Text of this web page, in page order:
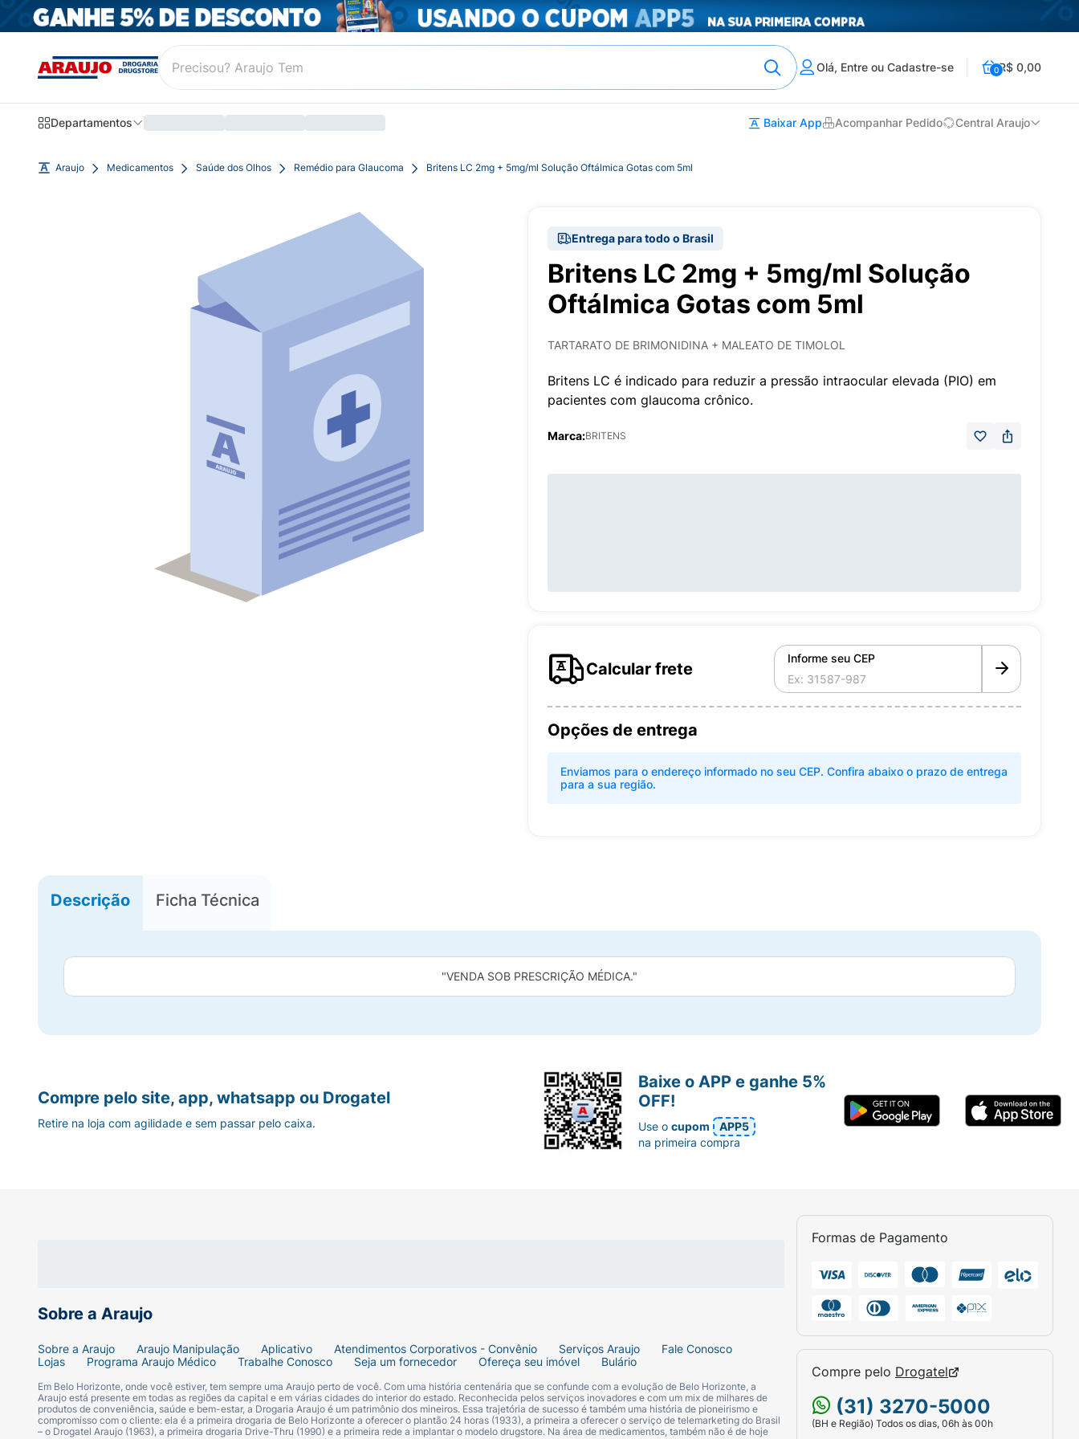
Olá, Entre ou Cadastre-se 0R$ 0,00
Departamentos Baixar App Acompanhar Pedido Central Araujo
Araujo Medicamentos Saúde dos Olhos Remédio para Glaucoma Britens LC 2mg + 5mg/ml Solução Oftálmica Gotas com 5ml
Entrega para todo o Brasil
Britens LC 2mg + 5mg/ml Solução
Oftálmica Gotas com 5ml
TARTARATO DE BRIMONIDINA + MALEATO DE TIMOLOL
Britens LC é indicado para reduzir a pressão intraocular elevada (PIO) em
pacientes com glaucoma crônico.
Marca:BRITENS
Calcular frete
Informe seu CEP
Opções de entrega
Enviamos para o endereço informado no seu CEP. Confira abaixo o prazo de entrega
para a sua região.
Descrição Ficha Técnica
"VENDA SOB PRESCRIÇÃO MÉDICA."
Sobre a Araujo
Sobre a Araujo Araujo Manipulação Aplicativo Atendimentos Corporativos - Convênio Serviços Araujo
Fale Conosco
Lojas
Programa Araujo Médico Trabalhe Conosco Seja um fornecedor Ofereça seu imóvel Bulário
Em Belo Horizonte, onde você estiver, tem sempre uma Araujo perto de você. Com uma história centenária que se confunde com a evolução de Belo Horizonte, a
Araujo está presente em todas as regiões da capital e em várias cidades do interior do estado. Reconhecida pelos serviços inovadores e com um mix de milhares de
produtos de conveniência, saúde e bem-estar, a Drogaria Araujo é um patrimônio dos mineiros. Essa trajetória de sucesso é também uma história de pioneirismo e
compromisso com o cliente: ela é a primeira drogaria de Belo Horizonte a oferecer o plantão 24 horas (1933), a primeira a oferecer o serviço de telemarketing do Brasil
– o Drogatel Araujo (1963), a primeira drogaria Drive-Thru (1990) e a primeira rede a implantar o modelo drugstore. Na área de medicamentos, também não é de hoje
Formas de Pagamento
Compre pelo Drogatel
(31) 3270-5000
(BH e Região) Todos os dias, 06h às 00h
Compre pelo site, app, whatsapp ou Drogatel
Retire na loja com agilidade e sem passar pelo caixa.
Baixe o APP e ganhe 5%
OFF!
Use ocupom
APP5
na primeira compra